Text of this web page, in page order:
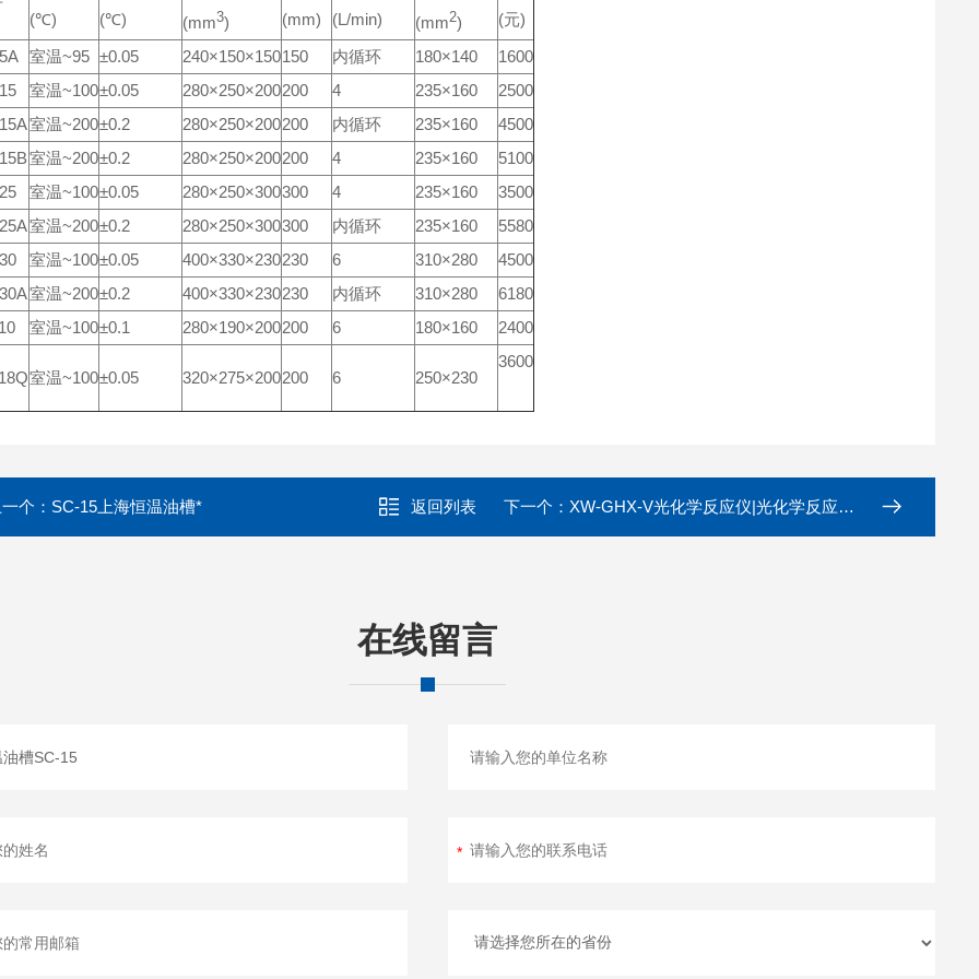
(℃)
(℃) (mm3) (mm) (L/min) (mm2)
(元)
室温~95 ±0.05 240×150×150150 内循环 180×140
1600
室温~100±0.05 280×250×200200 4 235×160
2500
室温~200±0.2 280×250×200200 内循环 235×160
4500
室温~200±0.2 280×250×200200 4 235×160
5100
室温~100±0.05 280×250×300300 4 235×160
3500
室温~200±0.2 280×250×300300 内循环 235×160
5580
室温~100±0.05 400×330×230230 6 310×280
4500
室温~200±0.2 400×330×230230 内循环 310×280
6180
室温~100±0.1 280×190×200200 6 180×160 2400
室温~100±0.05 320×275×200200 6 250×230
3600
个： SC-15上海恒温油槽* 返回列表 下一个： XW-GHX-V光化学反应仪|光化学反应装置
在线留言